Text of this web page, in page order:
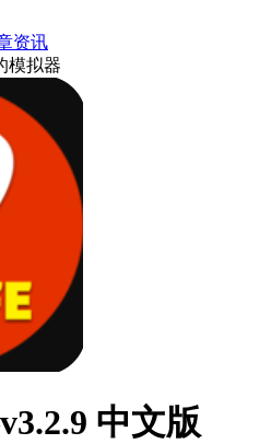
资讯
模拟器
中文版